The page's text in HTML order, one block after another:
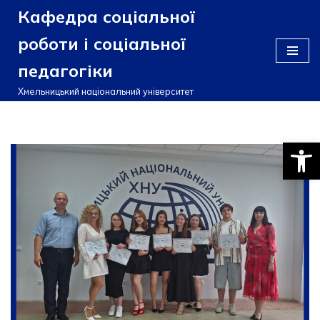
Перейти
до
вмісту
Кафедра соціальної
роботи і соціальної
педагогіки
Хмельницький національний університет